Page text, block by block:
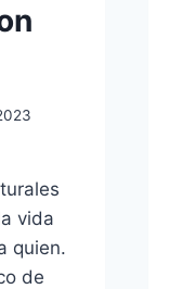
vida
quien.
de